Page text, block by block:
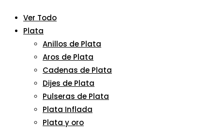
Ver Todo
Plata
Anillos de Plata
Aros de Plata
Cadenas de Plata
Dijes de Plata
Pulseras de Plata
Plata Inflada
Plata y oro